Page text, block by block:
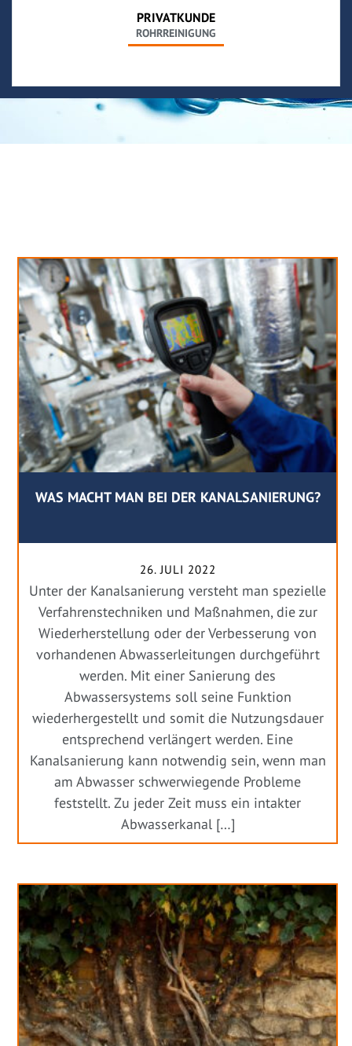
PRIVATKUNDE
ROHRREINIGUNG
WAS MACHT MAN BEI DER KANALSANIERUNG?
26. JULI 2022
Unter der Kanalsanierung versteht man spezielle
Verfahrenstechniken und Maßnahmen, die zur
Wiederherstellung oder der Verbesserung von
vorhandenen Abwasserleitungen durchgeführt
werden. Mit einer Sanierung des
Abwassersystems soll seine Funktion
wiederhergestellt und somit die Nutzungsdauer
entsprechend verlängert werden. Eine
Kanalsanierung kann notwendig sein, wenn man
am Abwasser schwerwiegende Probleme
feststellt. Zu jeder Zeit muss ein intakter
Abwasserkanal […]